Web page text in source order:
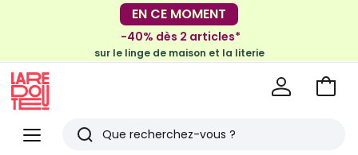
-30€ tous les 100€*
sur le meuble & la déco
-40% dès 2 articles*
sur le linge de maison et la literie
Menu
Redoute
Rechercher
Voir